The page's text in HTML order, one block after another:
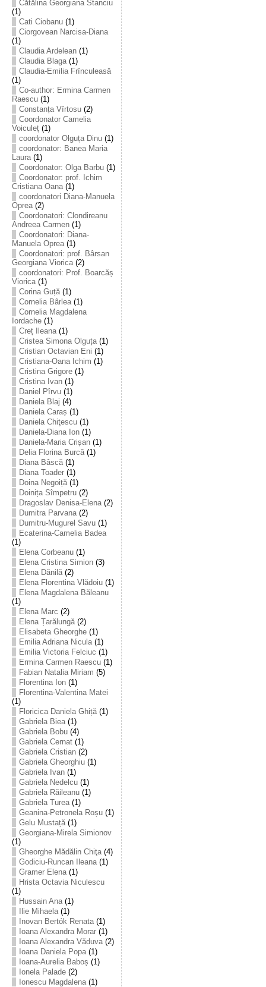
Cătălina Georgiana Stanciu
(1)
Cati Ciobanu(1)
Ciorgovean Narcisa-Diana
(1)
Claudia Ardelean(1)
Claudia Blaga(1)
Claudia-Emilia Frînculeasă
(1)
Co-author: Ermina Carmen
Raescu(1)
Constanța Vîrtosu(2)
Coordonator Camelia
Voiculeț(1)
coordonator Olguța Dinu(1)
coordonator: Banea Maria
Laura(1)
Coordonator: Olga Barbu(1)
Coordonator: prof. Ichim
Cristiana Oana(1)
coordonatori Diana-Manuela
Oprea(2)
Coordonatori: Clondireanu
Andreea Carmen(1)
Coordonatori: Diana-
Manuela Oprea(1)
Coordonatori: prof. Bârsan
Georgiana Viorica(2)
coordonatori: Prof. Boarcăș
Viorica(1)
Corina Guță(1)
Cornelia Bârlea(1)
Cornelia Magdalena
Iordache(1)
Creț Ileana(1)
Cristea Simona Olguța(1)
Cristian Octavian Eni (1)
Cristiana-Oana Ichim (1)
Cristina Grigore(1)
Cristina Ivan(1)
Daniel Pîrvu(1)
Daniela Blaj (4)
Daniela Caraș (1)
Daniela Chiţescu(1)
Daniela-Diana Ion(1)
Daniela-Maria Crișan(1)
Delia Florina Burcă(1)
Diana Bâscă(1)
Diana Toader(1)
Doina Negoiță(1)
Doinița Sîmpetru(2)
Dragoslav Denisa-Elena(2)
Dumitra Parvana(2)
Dumitru-Mugurel Savu(1)
Ecaterina-Camelia Badea
(1)
Elena Corbeanu(1)
Elena Cristina Simion(3)
Elena Dănilă(2)
Elena Florentina Vlădoiu(1)
Elena Magdalena Băleanu
(1)
Elena Marc (2)
Elena Țarălungă(2)
Elisabeta Gheorghe(1)
Emilia Adriana Nicula(1)
Emilia Victoria Felciuc (1)
Ermina Carmen Raescu(1)
Fabian Natalia Miriam (5)
Florentina Ion(1)
Florentina-Valentina Matei
(1)
Floricica Daniela Ghiță(1)
Gabriela Biea(1)
Gabriela Bobu(4)
Gabriela Cernat(1)
Gabriela Cristian(2)
Gabriela Gheorghiu(1)
Gabriela Ivan(1)
Gabriela Nedelcu(1)
Gabriela Răileanu(1)
Gabriela Turea(1)
Geanina-Petronela Roșu(1)
Gelu Mustață(1)
Georgiana-Mirela Simionov
(1)
Gheorghe Mădălin Chiţa(4)
Godiciu-Runcan Ileana(1)
Gramer Elena(1)
Hrista Octavia Niculescu
(1)
Hussain Ana(1)
Ilie Mihaela(1)
Inovan Bertók Renata(1)
Ioana Alexandra Morar(1)
Ioana Alexandra Văduva(2)
Ioana Daniela Popa(1)
Ioana-Aurelia Baboș (1)
Ionela Palade(2)
Ionescu Magdalena(1)